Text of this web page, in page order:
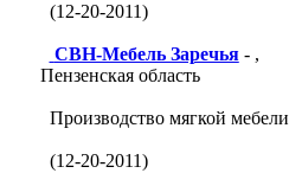
(12-20-2011)
СВН-Мебель Заречья- ,
Пензенская область
Производство мягкой мебели
(12-20-2011)